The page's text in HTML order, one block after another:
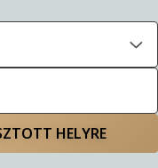
HELYRE